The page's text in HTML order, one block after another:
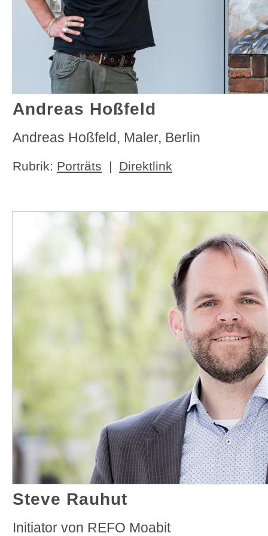
Andreas Hoßfeld
Andreas Hoßfeld, Maler, Berlin
Rubrik: Porträts | Direktlink
Steve Rauhut
Initiator von REFO Moabit